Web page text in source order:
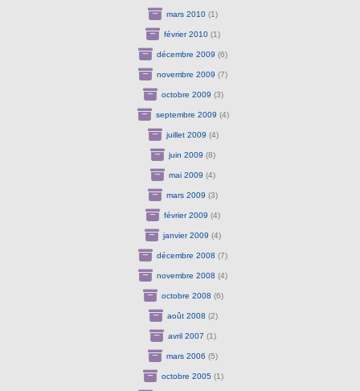
mars 2010 (1)
février 2010 (1)
décembre 2009 (6)
novembre 2009 (7)
octobre 2009 (3)
septembre 2009 (4)
juillet 2009 (4)
juin 2009 (8)
mai 2009 (4)
mars 2009 (3)
février 2009 (4)
janvier 2009 (4)
décembre 2008 (7)
novembre 2008 (4)
octobre 2008 (6)
août 2008 (2)
avril 2007 (1)
mars 2006 (5)
octobre 2005 (1)